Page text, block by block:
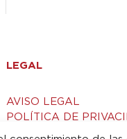
LEGAL
AVISO LEGAL
POLÍTICA DE